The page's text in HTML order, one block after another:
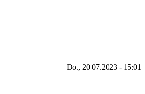
Do., 20.07.2023 - 15:01